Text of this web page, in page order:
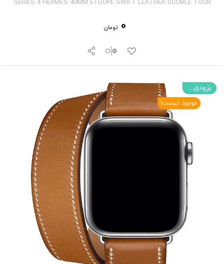
SERIES 4 HERMES 40MM ETOUPE SWIFT LEATHER DOUBLE TOUR
0 تومان
بزودی....
موجود نیست!